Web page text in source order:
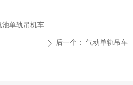
池单轨吊机车
ꄲ 后一个： 气动单轨吊车